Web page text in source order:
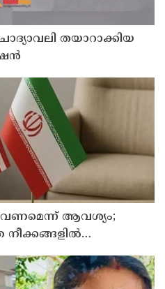
തയാറാക്കിയ
ആവശ്യം;